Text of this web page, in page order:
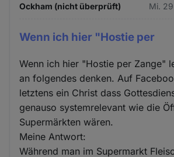
Ockham (nicht überprüft) Mi.
Wenn ich hier "Hostie per
Wenn ich hier "Hostie per Zange"
an folgendes denken. Auf
letztens ein Christ dass
genauso systemrelevant wie die
Supermärkten wären.
Meine Antwort:
Während man im Supermarkt